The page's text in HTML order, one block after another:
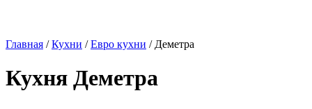
Главная /Кухни /Евро кухни / Деметра
Кухня Деметра